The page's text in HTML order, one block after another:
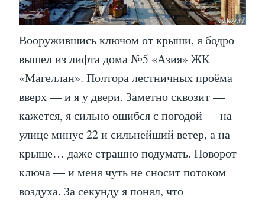
Вооружившись ключом от крыши, я бодро
вышел из лифта дома №5 «Азия» ЖК
«Магеллан». Полтора лестничных проёма
вверх — и я у двери. Заметно сквозит —
кажется, я сильно ошибся с погодой — на
улице минус 22 и сильнейший ветер, а на
крыше… даже страшно подумать. Поворот
ключа — и меня чуть не сносит потоком
воздуха. За секунду я понял, что